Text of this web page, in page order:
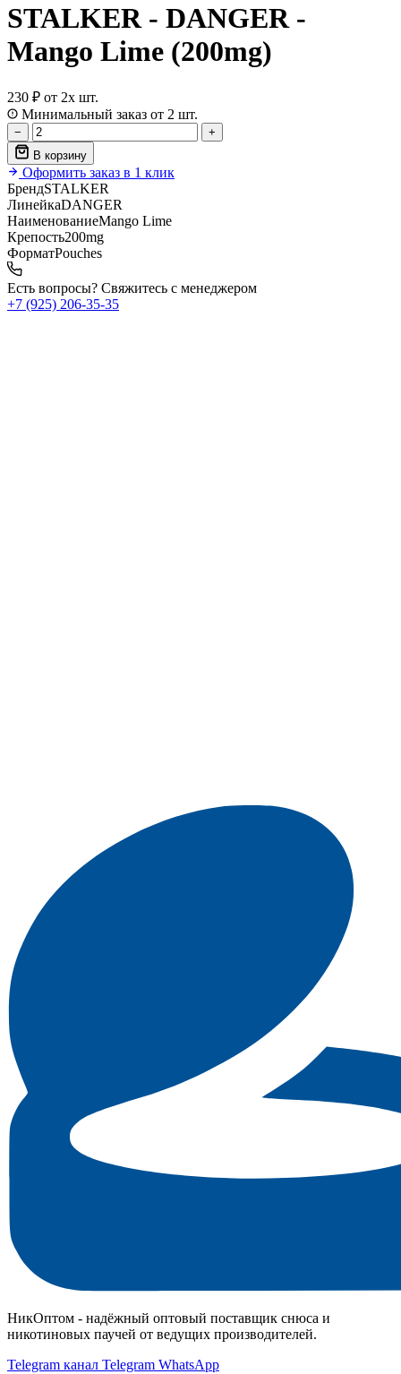
STALKER - DANGER -
Mango Lime (200mg)
230 ₽ от 2х шт.
Минимальный заказ от 2 шт.
−
+
В корзину
Оформить заказ в 1 клик
БрендSTALKER
ЛинейкаDANGER
НаименованиеMango Lime
Крепость200mg
ФорматPouches
Есть вопросы? Свяжитесь с менеджером
+7 (925) 206‑35‑35
НикОптом - надёжный оптовый поставщик снюса и
никотиновых паучей от ведущих производителей.
Telegram канал Telegram WhatsApp